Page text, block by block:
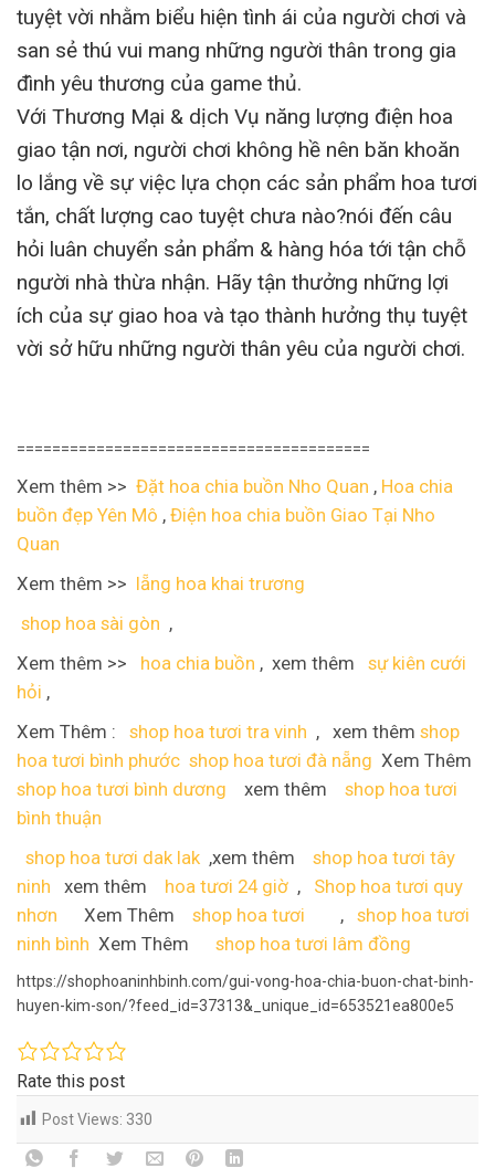
tuyệt vời nhằm biểu hiện tình ái của người chơi và
san sẻ thú vui mang những người thân trong gia
đình yêu thương của game thủ.
Với Thương Mại & dịch Vụ năng lượng điện hoa
giao tận nơi, người chơi không hề nên băn khoăn
lo lắng về sự việc lựa chọn các sản phẩm hoa tươi
tắn, chất lượng cao tuyệt chưa nào?nói đến câu
hỏi luân chuyển sản phẩm & hàng hóa tới tận chỗ
người nhà thừa nhận. Hãy tận thưởng những lợi
ích của sự giao hoa và tạo thành hưởng thụ tuyệt
vời sở hữu những người thân yêu của người chơi.
========================================
Xem thêm >> Đặt hoa chia buồn Nho Quan , Hoa chia
buồn đẹp Yên Mô , Điện hoa chia buồn Giao Tại Nho
Quan
Xem thêm >> lẵng hoa khai trương
shop hoa sài gòn ,
Xem thêm >>
hoa chia buồn , xem thêm
sự kiên cưới
hỏi ,
Xem Thêm : shop hoa tươi tra vinh , xem thêm shop
hoa tươi bình phước shop hoa tươi đà nẵng Xem Thêm
shop hoa tươi bình dương xem thêm shop hoa tươi
bình thuận
shop hoa tươi dak lak ,xem thêm shop hoa tươi tây
ninh xem thêm hoa tươi 24 giờ , Shop hoa tươi quy
nhơn
Xem Thêm shop hoa tươi , shop hoa tươi
ninh bình Xem Thêm shop hoa tươi lâm đồng
https://shophoaninhbinh.com/gui-vong-hoa-chia-buon-chat-binh-
huyen-kim-son/?feed_id=37313&_unique_id=653521ea800e5
Rate this post
Post Views: 330